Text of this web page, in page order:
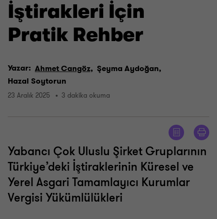
İştirakleri İçin
Pratik Rehber
Yazar: Ahmet Cangöz, Şeyma Aydoğan,
Hazal Soytorun
23 Aralık 2025 3 dakika okuma
Yabancı Çok Uluslu Şirket Gruplarının
Türkiye’deki İştiraklerinin Küresel ve
Yerel Asgari Tamamlayıcı Kurumlar
Vergisi Yükümlülükleri